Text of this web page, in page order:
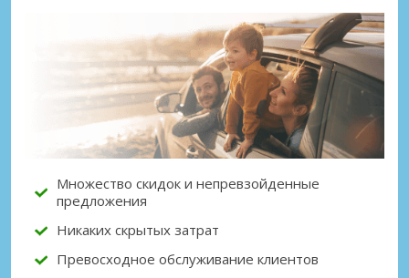
Войти с помощью eLink
Множество скидок и непревзойденные
предложения
Никаких скрытых затрат
Превосходное обслуживание клиентов